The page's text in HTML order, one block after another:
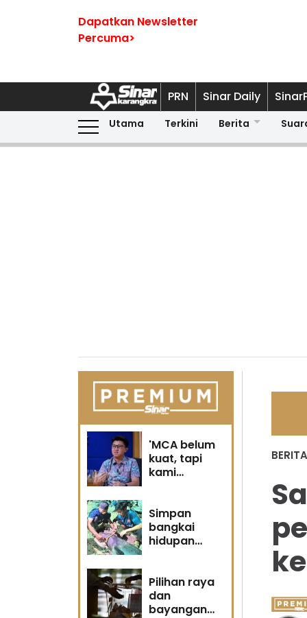
Dapatkan Newsletter
Percuma>
PRN Sinar Daily
Utama Terkini Berita
'MCA belum
kuat, tapi
kami
Simpan
bangkai
hidupan
Pilihan raya
dan
bayangan
BERITA